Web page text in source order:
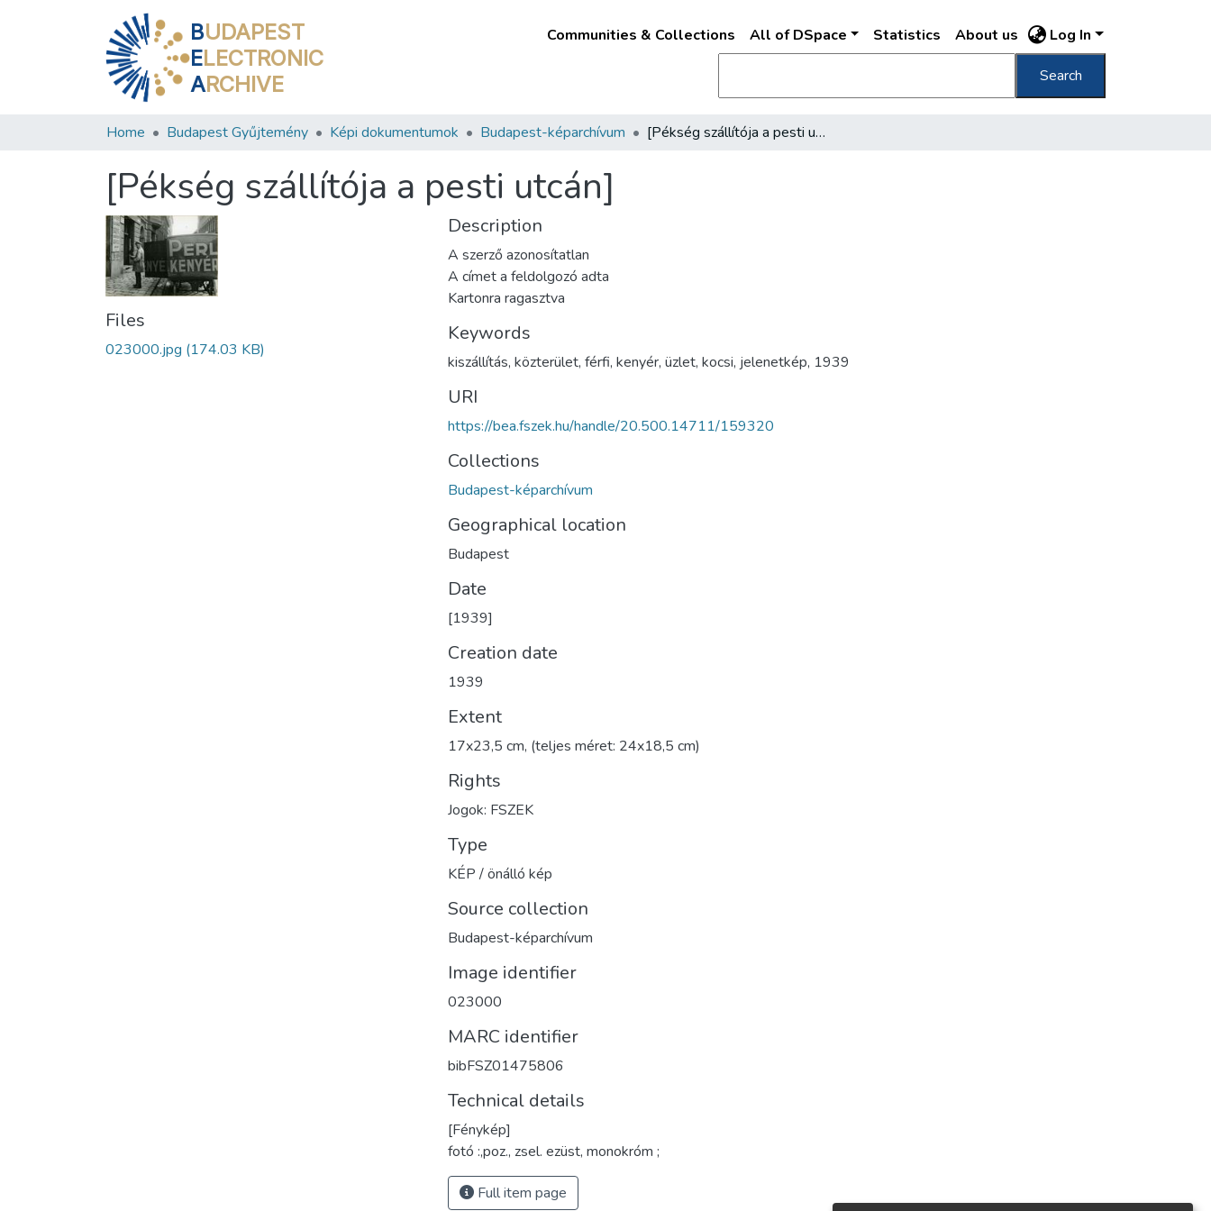
BUDAPEST
ELECTRONIC
ARCHIVE
Communities & Collections All of DSpace Statistics About us Log In
Search
Home Budapest Gyűjtemény Képi dokumentumok Budapest-képarchívum [Pékség szállítója a pesti utcán]
[Pékség szállítója a pesti utcán]
Files
023000.jpg (174.03 KB)
Description
A szerző azonosítatlan
A címet a feldolgozó adta
Kartonra ragasztva
Keywords
kiszállítás, közterület, férfi, kenyér, üzlet, kocsi, jelenetkép, 1939
URI
https://bea.fszek.hu/handle/20.500.14711/159320
Collections
Budapest-képarchívum
Geographical location
Budapest
Date
[1939]
Creation date
1939
Extent
17x23,5 cm, (teljes méret: 24x18,5 cm)
Rights
Jogok: FSZEK
Type
KÉP / önálló kép
Source collection
Budapest-képarchívum
Image identifier
023000
MARC identifier
bibFSZ01475806
Technical details
[Fénykép]
fotó :,poz., zsel. ezüst, monokróm ;
Full item page